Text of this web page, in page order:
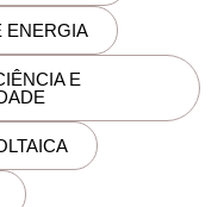
ENERGIA
E